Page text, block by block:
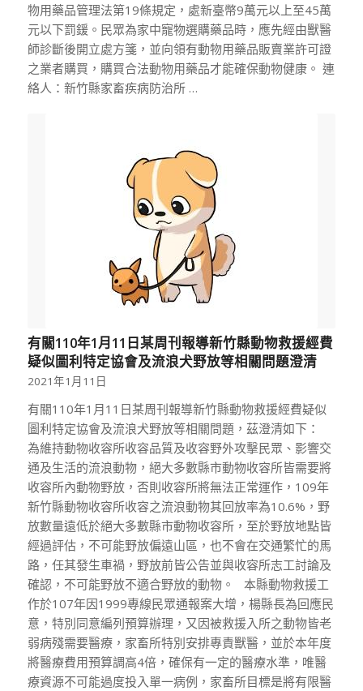
物用藥品管理法第19條規定，處新臺幣9萬元以上至45萬
元以下罰鍰。民眾為家中寵物選購藥品時，應先經由獸醫
師診斷後開立處方箋，並向領有動物用藥品販賣業許可證
之業者購買，購買合法動物用藥品才能確保動物健康。 連
絡人：新竹縣家畜疾病防治所 …
有關110年1月11日某周刊報導新竹縣動物救援經費
疑似圖利特定協會及流浪犬野放等相關問題澄清
2021年1月11日
有關110年1月11日某周刊報導新竹縣動物救援經費疑似
圖利特定協會及流浪犬野放等相關問題，茲澄清如下：
為維持動物收容所收容品質及收容野外攻擊民眾、影響交
通及生活的流浪動物，絕大多數縣市動物收容所皆需要將
收容所內動物野放，否則收容所將無法正常運作，109年
新竹縣動物收容所收容之流浪動物其回放率為10.6%，野
放數量遠低於絕大多數縣市動物收容所，至於野放地點皆
經過評估，不可能野放偏遠山區，也不會在交通繁忙的馬
路，任其發生車禍，野放前皆公告並與收容所志工討論及
確認，不可能野放不適合野放的動物。 本縣動物救援工
作於107年因1999專線民眾通報案大增，楊縣長為回應民
意，特別同意編列預算辦理，又因被救援入所之動物皆老
弱病殘需要醫療，家畜所特別安排專責獸醫，並於本年度
將醫療費用預算調高4倍，確保有一定的醫療水準，唯醫
療資源不可能過度投入單一病例，家畜所目標是將有限醫